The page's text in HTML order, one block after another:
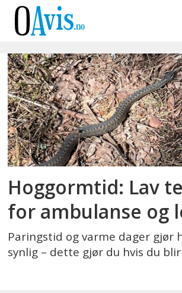
Emne:
petter
bøckman
Hoggormtid: Lav
for ambulanse og
Paringstid og varme dager gjør
synlig – dette gjør du hvis du